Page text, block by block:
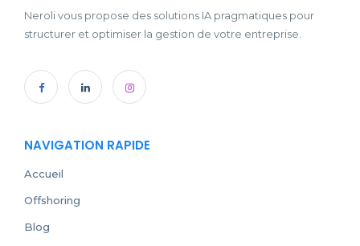
Neroli vous propose des solutions IA pragmatiques pour
structurer et optimiser la gestion de votre entreprise.
NAVIGATION RAPIDE
Accueil
Offshoring
Blog